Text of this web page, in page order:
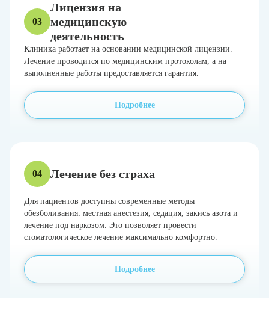
03
Лицензия на
медицинскую
деятельность
Клиника работает на основании медицинской лицензии.
Лечение проводится по медицинским протоколам, а на
выполненные работы предоставляется гарантия.
Подробнее
04 Лечение без страха
Для пациентов доступны современные методы
обезболивания: местная анестезия, седация, закись азота и
лечение под наркозом. Это позволяет провести
стоматологическое лечение максимально комфортно.
Подробнее